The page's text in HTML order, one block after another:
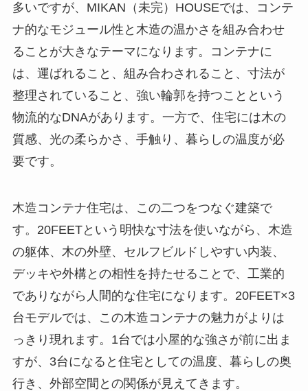
多いですが、MIKAN（未完）HOUSEでは、コンテ
ナ的なモジュール性と木造の温かさを組み合わせ
ることが大きなテーマになります。コンテナに
は、運ばれること、組み合わされること、寸法が
整理されていること、強い輪郭を持つことという
物流的なDNAがあります。一方で、住宅には木の
質感、光の柔らかさ、手触り、暮らしの温度が必
要です。
木造コンテナ住宅は、この二つをつなぐ建築で
す。20FEETという明快な寸法を使いながら、木造
の躯体、木の外壁、セルフビルドしやすい内装、
デッキや外構との相性を持たせることで、工業的
でありながら人間的な住宅になります。20FEET×3
台モデルでは、この木造コンテナの魅力がよりは
っきり現れます。1台では小屋的な強さが前に出ま
すが、3台になると住宅としての温度、暮らしの奥
行き、外部空間との関係が見えてきます。